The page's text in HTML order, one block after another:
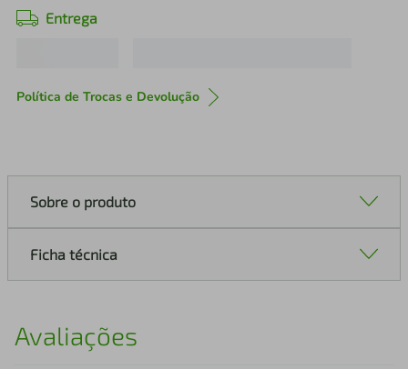
Entrega
Política de Trocas e Devolução
Sobre o produto
Ficha técnica
Avaliações